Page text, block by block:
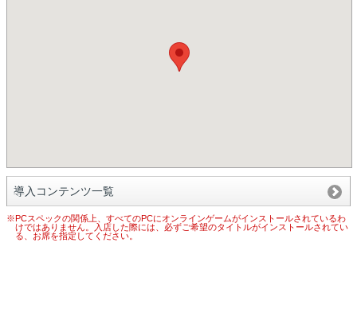
導入コンテンツ一覧
※PCスペックの関係上、すべてのPCにオンラインゲームがインストールされているわ
けではありません。入店した際には、必ずご希望のタイトルがインストールされてい
る、お席を指定してください。